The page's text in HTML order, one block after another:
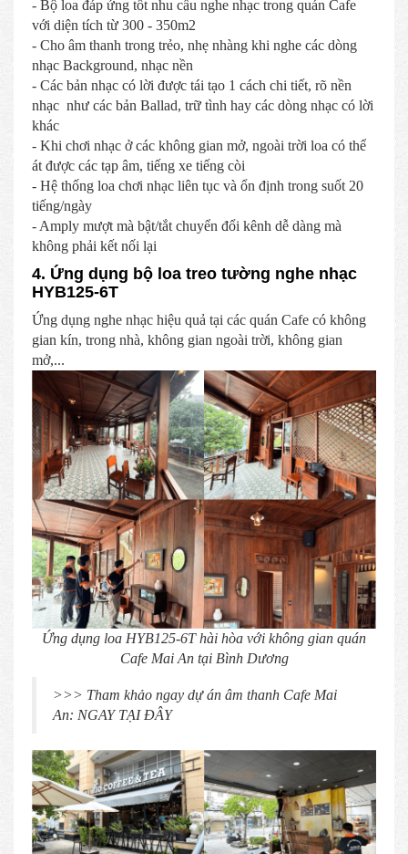
- Bộ loa đáp ứng tốt nhu cầu nghe nhạc trong quán Cafe
với diện tích từ 300 - 350m2
- Cho âm thanh trong trẻo, nhẹ nhàng khi nghe các dòng
nhạc Background, nhạc nền
- Các bản nhạc có lời được tái tạo 1 cách chi tiết, rõ nền
nhạc như các bản Ballad, trữ tình hay các dòng nhạc có lời
khác
- Khi chơi nhạc ở các không gian mở, ngoài trời loa có thể
át được các tạp âm, tiếng xe tiếng còi
- Hệ thống loa chơi nhạc liên tục và ổn định trong suốt 20
tiếng/ngày
- Amply mượt mà bật/tắt chuyển đổi kênh dễ dàng mà
không phải kết nối lại
4. Ứng dụng bộ loa treo tường nghe nhạc
HYB125-6T
Ứng dụng nghe nhạc hiệu quả tại các quán Cafe có không
gian kín, trong nhà, không gian ngoài trời, không gian
mở,...
Ứng dụng loa HYB125-6T hài hòa với không gian quán
Cafe Mai An tại Bình Dương
>>> Tham khảo ngay dự án âm thanh Cafe Mai
An: NGAY TẠI ĐÂY